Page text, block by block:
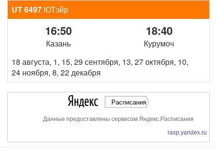
UT 6497 ЮТэйр
16:50
Казань
18:40
Курумоч
18 августа, 1, 15, 29 сентября, 13, 27 октября, 10,
24 ноября, 8, 22 декабря
Расписания
Данные предоставлены сервисом Яндекс.Расписания
rasp.yandex.ru